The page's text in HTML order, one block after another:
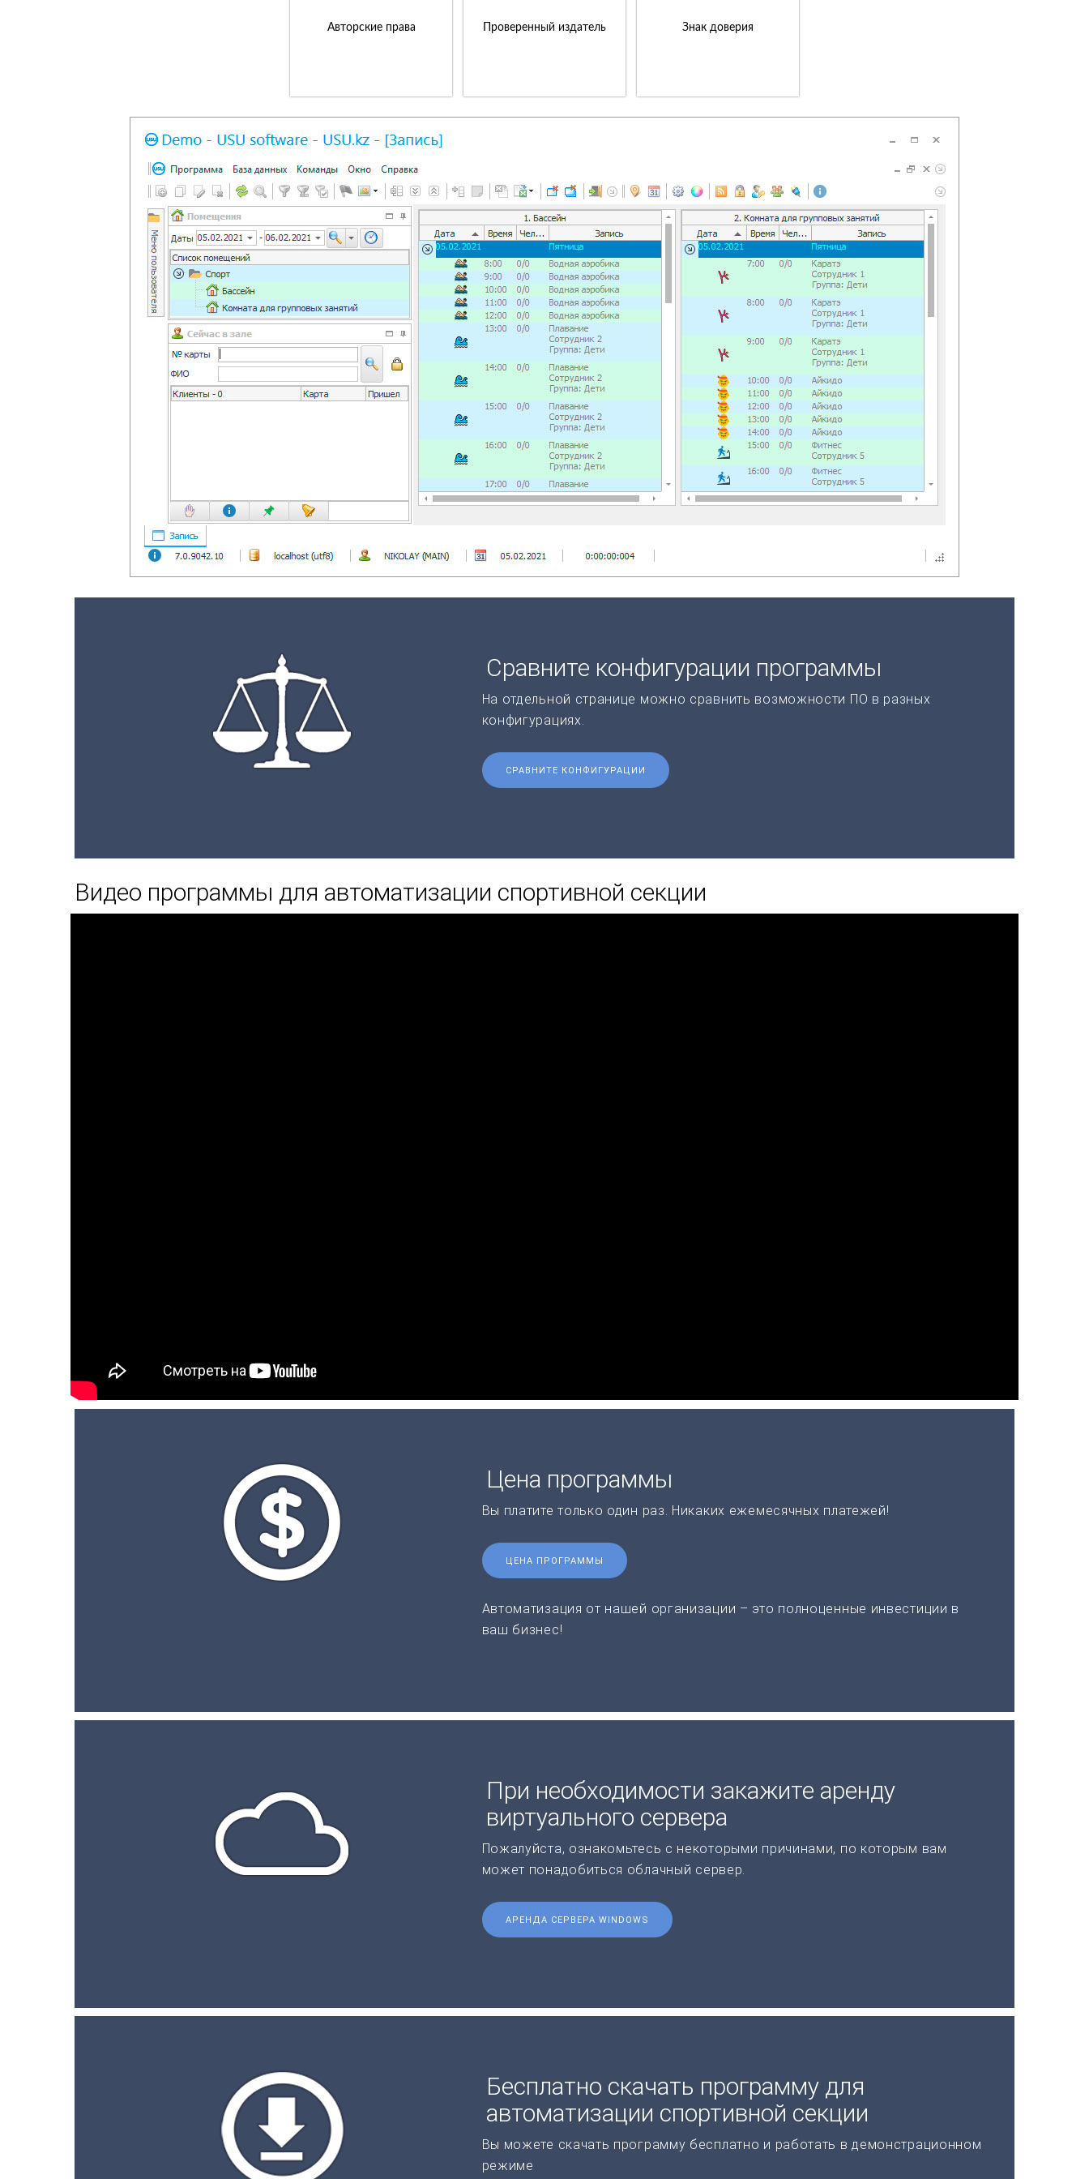
Авторские права Проверенный издатель Знак доверия
Сравните конфигурации программы
На отдельной странице можно сравнить возможности ПО в разных
конфигурациях.
СРАВНИТЕ КОНФИГУРАЦИИ
Видео программы для автоматизации спортивной секции
Цена программы
Вы платите только один раз. Никаких ежемесячных платежей!
ЦЕНА ПРОГРАММЫ
Автоматизация от нашей организации – это полноценные инвестиции в
ваш бизнес!
При необходимости закажите аренду
виртуального сервера
Пожалуйста, ознакомьтесь с некоторыми причинами, по которым вам
может понадобиться облачный сервер.
АРЕНДА СЕРВЕРА WINDOWS
Бесплатно скачать программу для
автоматизации спортивной секции
Вы можете скачать программу бесплатно и работать в демонстрационном
режиме